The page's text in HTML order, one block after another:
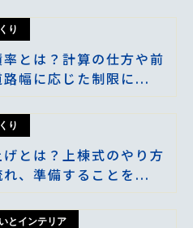
り
率とは？計算の仕方や前
路幅に応じた制限に...
り
げとは？上棟式のやり方
れ、準備することを...
とインテリア